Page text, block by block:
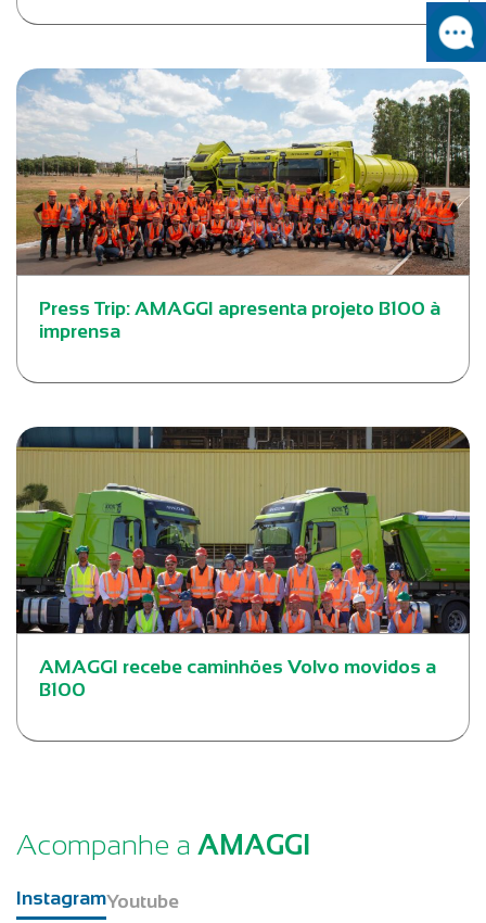
Press Trip: AMAGGI apresenta projeto B100 à
imprensa
AMAGGI recebe caminhões Volvo movidos a
B100
Acompanhe a AMAGGI
InstagramYoutube